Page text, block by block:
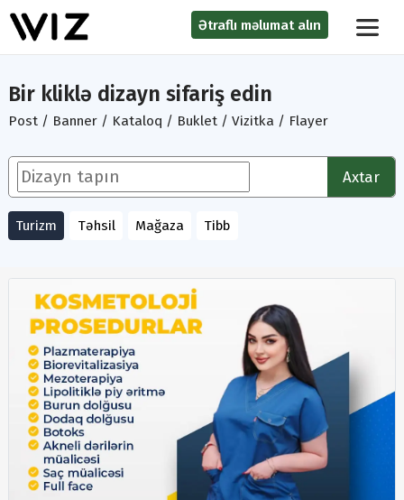
Ətraflı məlumat alın
Bir kliklə dizayn sifariş edin
Post / Banner / Kataloq / Buklet / Vizitka / Flayer
Axtar
Turizm Təhsil Mağaza Tibb